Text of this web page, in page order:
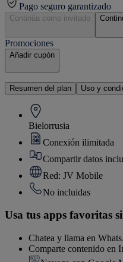
Pago seguro garantizado
Continúa como invitado
Promociones
Añadir cupón
Resumen del plan Uso y
Bielorrusia
Conexión ilimitada
Compartir datos
Red: JV Mobile
No incluidas
Usa tus apps favoritas
Chatea y llama en
Comparte contenido en